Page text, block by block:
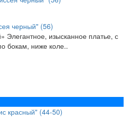
черный" (56)
Элегантное, изысканное платье, с
бокам, ниже коле..